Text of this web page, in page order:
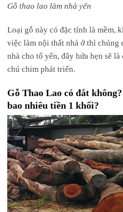
Gỗ thao lao làm nhà yến
Loại gỗ này có đặc tính là mềm,
việc làm nội thất nhà ở thì chúng
nhà cho tổ yến, đây hứa hẹn sẽ
chú chim phát triển.
Gỗ Thao Lao có đắt
bao nhiêu tiền 1 khối?